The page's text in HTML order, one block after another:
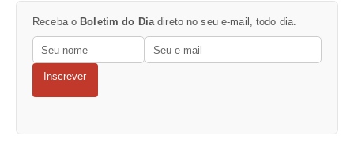
Receba o Boletim do Dia direto no seu e-mail, todo dia.
Inscrever